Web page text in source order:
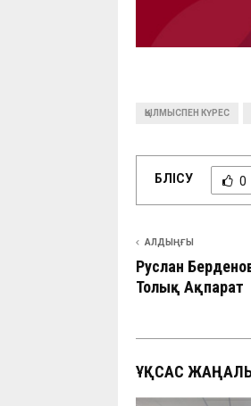
ҚЫЛМЫСПЕН КҮРЕС
БӨЛІСУ 0
АЛДЫҢҒЫ
Руслан
Толық Ақпарат
ҰҚСАС